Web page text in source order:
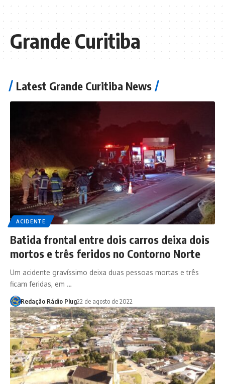
Grande Curitiba
Latest Grande Curitiba News
ACIDENTE
Batida frontal entre dois carros deixa dois
mortos e três feridos no Contorno Norte
Um acidente gravíssimo deixa duas pessoas mortas e três
ficam feridas, em …
Redação Rádio Plug22 de agosto de 2022